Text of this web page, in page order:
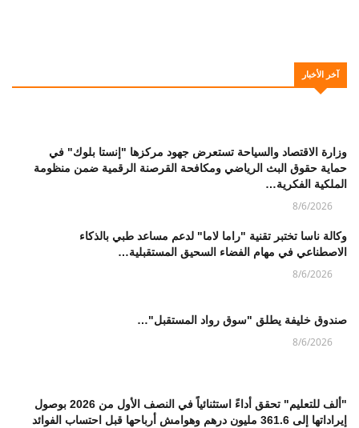
آخر الأخبار
وزارة الاقتصاد والسياحة تستعرض جهود مركزها "إنستا بلوك" في
حماية حقوق البث الرياضي ومكافحة القرصنة الرقمية ضمن منظومة
الملكية الفكرية…
8/6/2026
وكالة ناسا تختبر تقنية "راما لاما" لدعم مساعد طبي بالذكاء
الاصطناعي في مهام الفضاء السحيق المستقبلية…
8/6/2026
صندوق خليفة يطلق "سوق رواد المستقبل"…
8/6/2026
"ألف للتعليم" تحقق أداءً استثنائياً في النصف الأول من 2026 بوصول
إيراداتها إلى 361.6 مليون درهم وهوامش أرباحها قبل احتساب الفوائد